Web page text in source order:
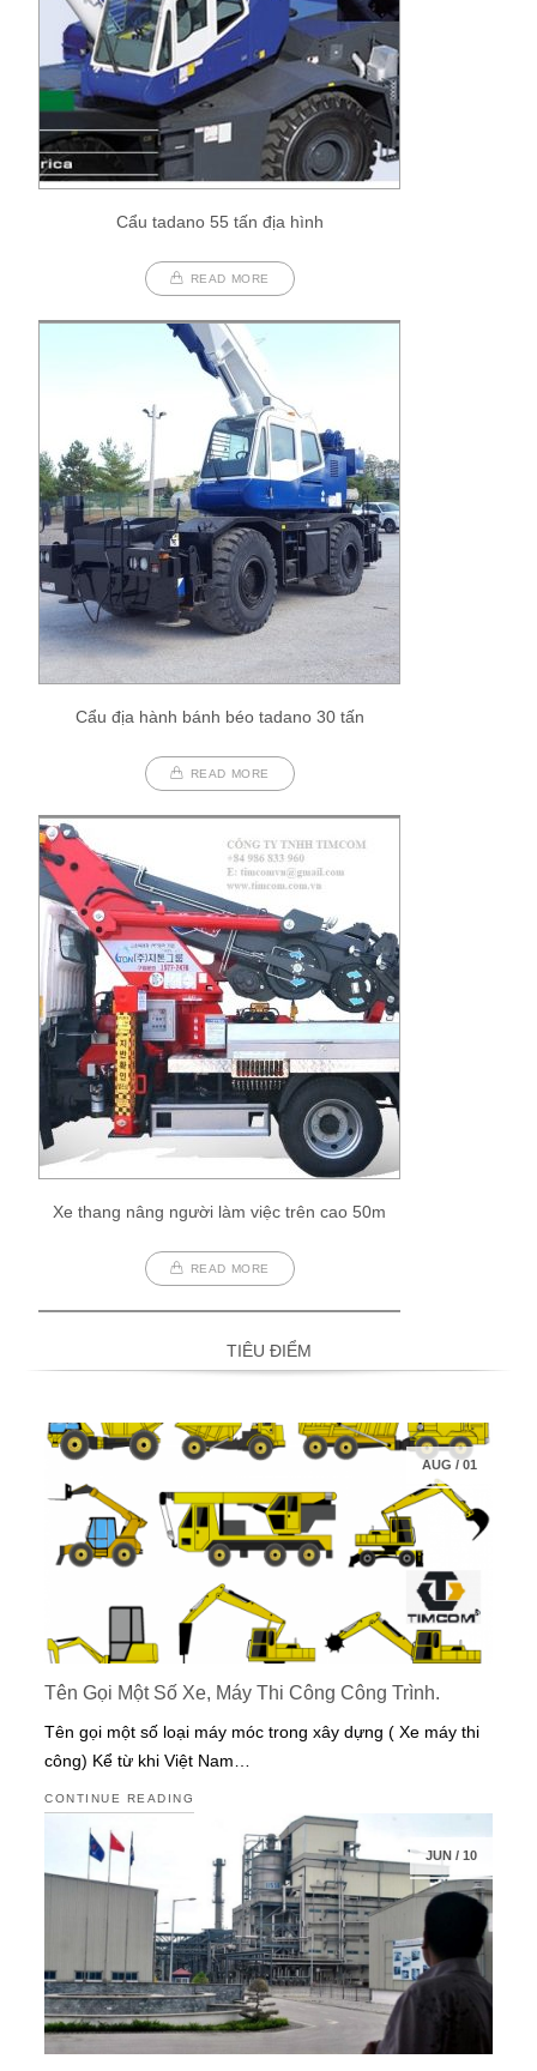
Cẩu tadano 55 tấn địa hình
READ MORE
Cẩu địa hành bánh béo tadano 30 tấn
READ MORE
Xe thang nâng người làm việc trên cao 50m
READ MORE
TIÊU ĐIỂM
AUG /01
Tên Gọi Một Số Xe, Máy Thi Công Công Trình.
Tên gọi một số loại máy móc trong xây dựng ( Xe máy thi
công) Kể từ khi Việt Nam…
CONTINUE READING
JUN/ 10